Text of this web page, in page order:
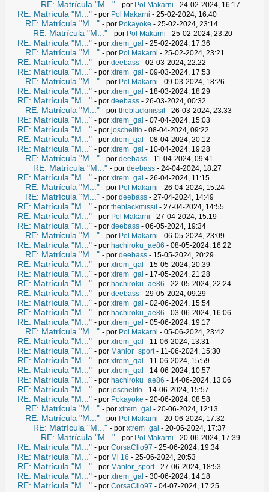
RE: Matrícula "M..." - por Pol Makarni - 24-02-2024, 16:17
RE: Matrícula "M..." - por Pol Makarni - 25-02-2024, 16:40
RE: Matrícula "M..." - por Pokayoke - 25-02-2024, 23:14
RE: Matrícula "M..." - por Pol Makarni - 25-02-2024, 23:20
RE: Matrícula "M..." - por xtrem_gal - 25-02-2024, 17:36
RE: Matrícula "M..." - por Pol Makarni - 25-02-2024, 23:21
RE: Matrícula "M..." - por deebass - 02-03-2024, 22:22
RE: Matrícula "M..." - por xtrem_gal - 09-03-2024, 17:53
RE: Matrícula "M..." - por Pol Makarni - 09-03-2024, 18:26
RE: Matrícula "M..." - por xtrem_gal - 18-03-2024, 18:29
RE: Matrícula "M..." - por deebass - 26-03-2024, 00:32
RE: Matrícula "M..." - por theblackmissil - 26-03-2024, 23:33
RE: Matrícula "M..." - por xtrem_gal - 07-04-2024, 15:03
RE: Matrícula "M..." - por joschelito - 08-04-2024, 09:22
RE: Matrícula "M..." - por xtrem_gal - 08-04-2024, 20:12
RE: Matrícula "M..." - por xtrem_gal - 10-04-2024, 19:28
RE: Matrícula "M..." - por deebass - 11-04-2024, 09:41
RE: Matrícula "M..." - por deebass - 24-04-2024, 18:27
RE: Matrícula "M..." - por xtrem_gal - 26-04-2024, 11:15
RE: Matrícula "M..." - por Pol Makarni - 26-04-2024, 15:24
RE: Matrícula "M..." - por deebass - 27-04-2024, 14:49
RE: Matrícula "M..." - por theblackmissil - 27-04-2024, 14:55
RE: Matrícula "M..." - por Pol Makarni - 27-04-2024, 15:19
RE: Matrícula "M..." - por deebass - 06-05-2024, 19:34
RE: Matrícula "M..." - por Pol Makarni - 06-05-2024, 23:09
RE: Matrícula "M..." - por hachiroku_ae86 - 08-05-2024, 16:22
RE: Matrícula "M..." - por deebass - 15-05-2024, 20:29
RE: Matrícula "M..." - por xtrem_gal - 15-05-2024, 20:39
RE: Matrícula "M..." - por xtrem_gal - 17-05-2024, 21:28
RE: Matrícula "M..." - por hachiroku_ae86 - 22-05-2024, 22:24
RE: Matrícula "M..." - por deebass - 29-05-2024, 09:29
RE: Matrícula "M..." - por xtrem_gal - 02-06-2024, 15:54
RE: Matrícula "M..." - por hachiroku_ae86 - 03-06-2024, 16:06
RE: Matrícula "M..." - por xtrem_gal - 05-06-2024, 19:17
RE: Matrícula "M..." - por Pol Makarni - 05-06-2024, 23:42
RE: Matrícula "M..." - por xtrem_gal - 11-06-2024, 13:31
RE: Matrícula "M..." - por Manlor_sport- 11-06-2024, 15:30
RE: Matrícula "M..." - por xtrem_gal - 11-06-2024, 15:59
RE: Matrícula "M..." - por xtrem_gal - 14-06-2024, 10:57
RE: Matrícula "M..." - por hachiroku_ae86 - 14-06-2024, 13:06
RE: Matrícula "M..." - por joschelito - 14-06-2024, 15:57
RE: Matrícula "M..." - por Pokayoke - 20-06-2024, 08:58
RE: Matrícula "M..." - por xtrem_gal - 20-06-2024, 12:13
RE: Matrícula "M..." - por Pol Makarni - 20-06-2024, 17:32
RE: Matrícula "M..." - por xtrem_gal - 20-06-2024, 17:37
RE: Matrícula "M..." - por Pol Makarni - 20-06-2024, 17:39
RE: Matrícula "M..." - por CorsaClio97 - 25-06-2024, 19:34
RE: Matrícula "M..." - por Mi 16 - 25-06-2024, 20:53
RE: Matrícula "M..." - por Manlor_sport- 27-06-2024, 18:53
RE: Matrícula "M..." - por xtrem_gal - 30-06-2024, 14:18
RE: Matrícula "M..." - por CorsaClio97 - 04-07-2024, 17:25